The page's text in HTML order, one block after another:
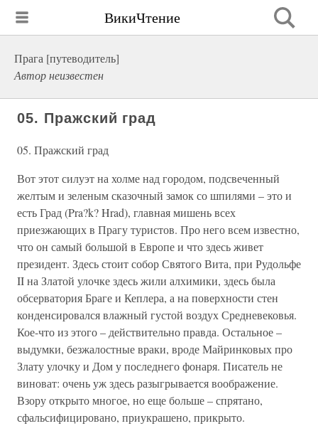
ВикиЧтение
Прага [путеводитель]
Автор неизвестен
05. Пражский град
05. Пражский град
Вот этот силуэт на холме над городом, подсвеченный
желтым и зеленым сказочный замок со шпилями – это и
есть Град (Pra?k? Hrad), главная мишень всех
приезжающих в Прагу туристов. Про него всем известно,
что он самый большой в Европе и что здесь живет
президент. Здесь стоит собор Святого Вита, при Рудольфе
II на Златой улочке здесь жили алхимики, здесь была
обсерватория Браге и Кеплера, а на поверхности стен
конденсировался влажный густой воздух Средневековья.
Кое-что из этого – действительно правда. Остальное –
выдумки, безжалостные враки, вроде Майринковых про
Злату улочку и Дом у последнего фонаря. Писатель не
виноват: очень уж здесь разыгрывается воображение.
Взору открыто многое, но еще больше – спрятано,
сфальсифицировано, приукрашено, прикрыто.